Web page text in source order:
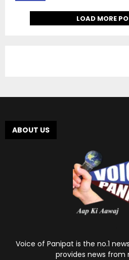
LOAD MORE
ABOUT US
Voice of Panipat is the no.1
provides news from